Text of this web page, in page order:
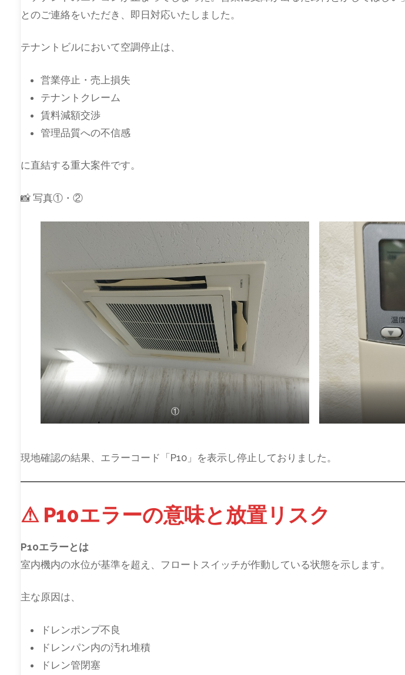
とのご連絡をいただき、即日対応いたしました。
テナントビルにおいて空調停止は、
営業停止・売上損失
テナントクレーム
賃料減額交渉
管理品質への不信感
に直結する重大案件です。
📸 写真①・②
①
現地確認の結果、エラーコード「P10」を表示し停止しておりました。
⚠ P10エラーの意味と放置リスク
P10エラーとは
室内機内の水位が基準を超え、フロートスイッチが作動している状態を示します。
主な原因は、
ドレンポンプ不良
ドレンパン内の汚れ堆積
ドレン管閉塞